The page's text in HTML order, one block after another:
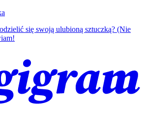
się swoją ulubioną sztuczką? (Nie